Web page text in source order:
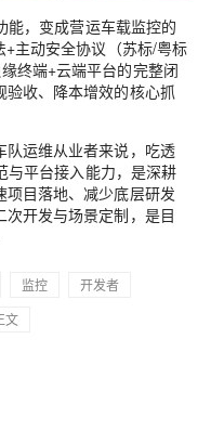
能，变成营运车载监控的
主动安全协议（苏标/粤标
终端+云端平台的完整闭
收、降本增效的核心抓
队运维从业者来说，吃透
与平台接入能力，是深耕
目落地、减少底层研发
开发与场景定制，是目
监控
开发者
文